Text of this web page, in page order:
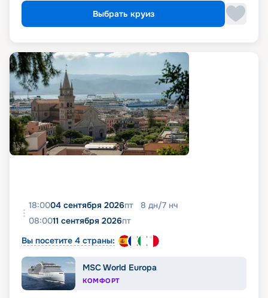
Выбрать круиз
18:0004 сентября 2026пт 8 дн/7 нч
08:0011 сентября 2026пт
Вы посетите 4 страны:
MSC World Europa
КОМФОРТ